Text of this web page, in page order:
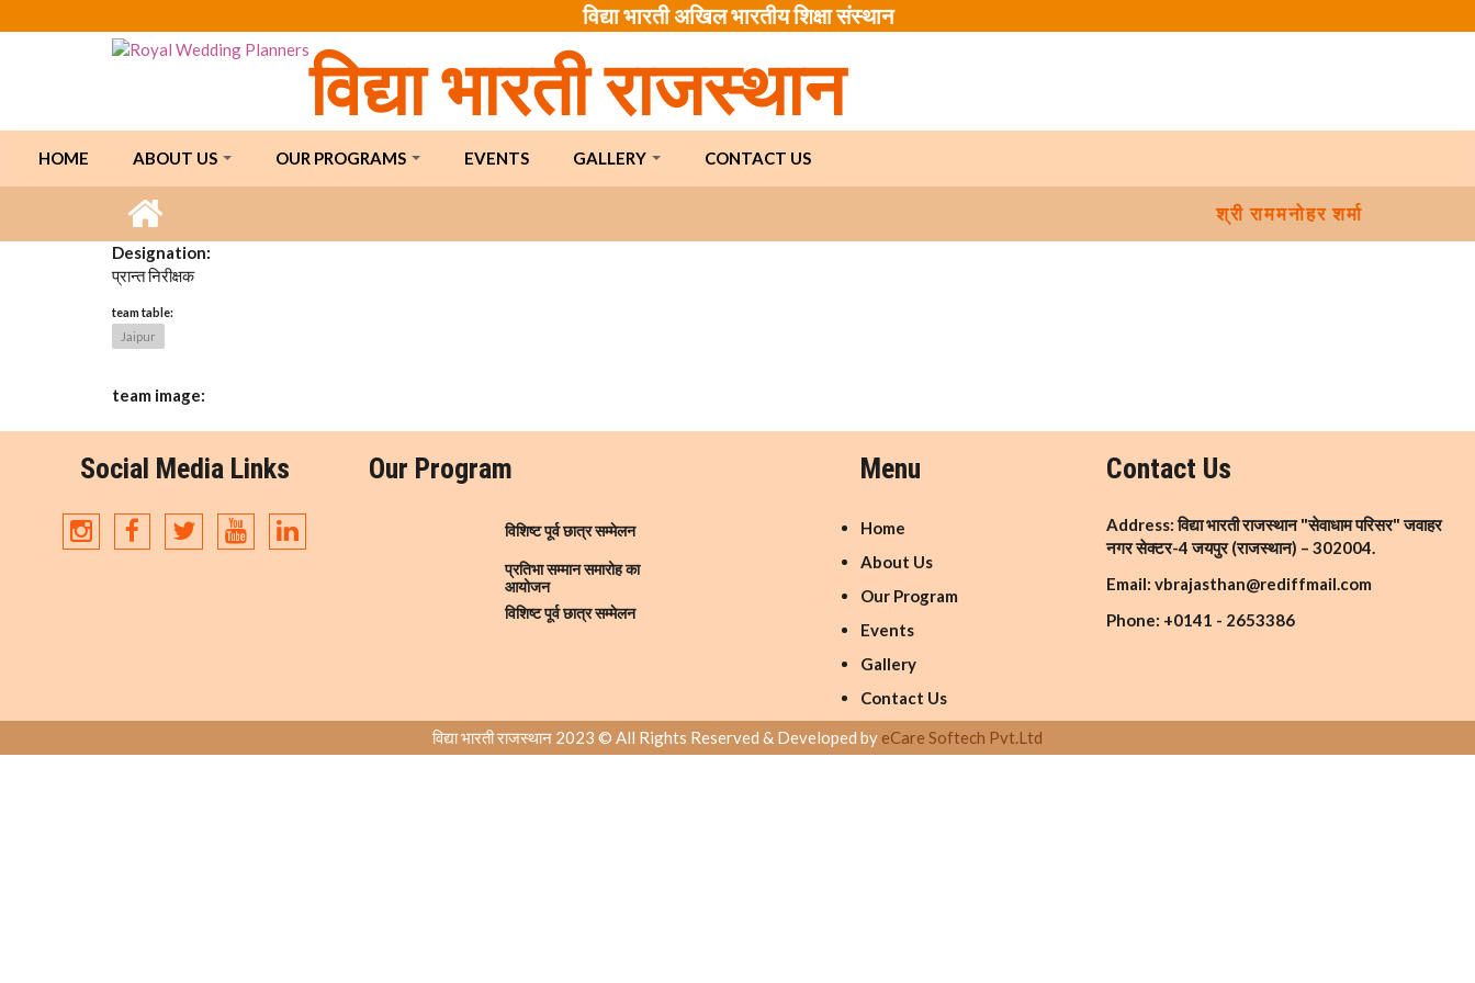
विद्या भारती अखिल भारतीय शिक्षा संस्थान
विद्या भारती राजस्थान
HOME ABOUT US OUR PROGRAMS EVENTS GALLERY CONTACT US
श्री राममनोहर शर्मा
Designation:
प्रान्त निरीक्षक
team table:
Jaipur
team image:
Social Media Links Our Program
विशिष्ट पूर्व छात्र सम्मेलन
प्रतिभा सम्मान समारोह का
आयोजन
विशिष्ट पूर्व छात्र सम्मेलन
Menu
Home
About Us
Our Program
Events
Gallery
Contact Us
Contact Us
Address: विद्या भारती राजस्थान "सेवाधाम परिसर" जवाहर
नगर सेक्टर-4 जयपुर (राजस्थान) – 302004.
Email: vbrajasthan@rediffmail.com
Phone: +0141 - 2653386
विद्या भारती राजस्थान 2023 © All Rights Reserved & Developed by eCare Softech Pvt.Ltd